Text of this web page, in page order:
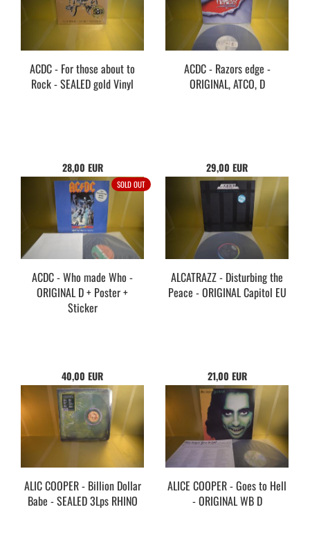
ACDC - For those about to
Rock - SEALED gold Vinyl
28,00 EUR
ACDC - Razors edge -
ORIGINAL, ATCO, D
29,00 EUR
SOLD OUT
ACDC - Who made Who -
ORIGINAL D + Poster +
Sticker
40,00 EUR
ALCATRAZZ - Disturbing the
Peace - ORIGINAL Capitol EU
21,00 EUR
ALIC COOPER - Billion Dollar
Babe - SEALED 3Lps RHINO
ALICE COOPER - Goes to Hell
- ORIGINAL WB D